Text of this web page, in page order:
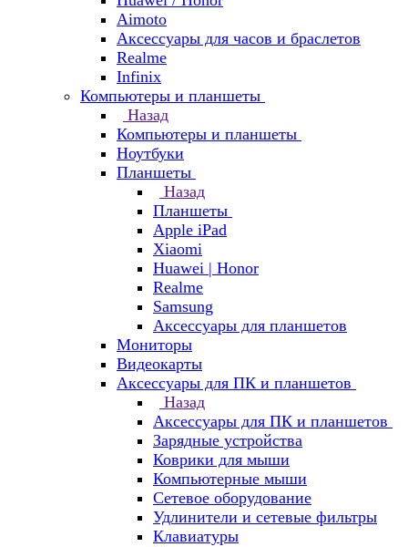
Aimoto
Аксессуары для часов и браслетов
Realme
Infinix
Компьютеры и планшеты
Назад
Компьютеры и планшеты
Ноутбуки
Планшеты
Назад
Планшеты
Apple iPad
Xiaomi
Huawei | Honor
Realme
Samsung
Аксессуары для планшетов
Мониторы
Видеокарты
Аксессуары для ПК и планшетов
Назад
Аксессуары для ПК и планшетов
Зарядные устройства
Коврики для мыши
Компьютерные мыши
Сетевое оборудование
Удлинители и сетевые фильтры
Клавиатуры